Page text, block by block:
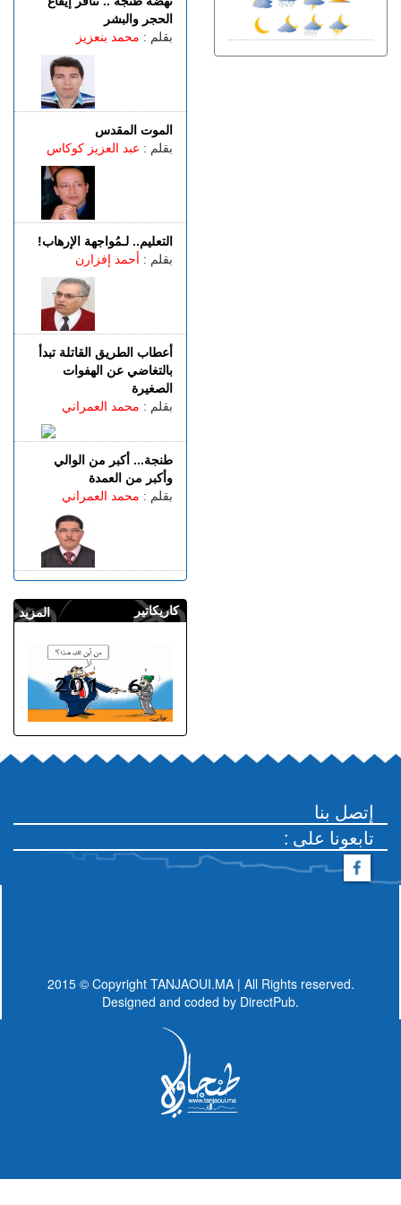
الحجر والبشر
بقلم : محمد بنعزيز
الموت المقدس
بقلم : عبد العزيز كوكاس
التعليم.. لـمُواجهة الإرهاب!
بقلم : أحمد إفزارن
أعطاب الطريق القاتلة تبدأ
بالتغاضي عن الهفوات
الصغيرة
بقلم : محمد العمراني
طنجة... أكبر من الوالي
وأكبر من العمدة
بقلم : محمد العمراني
المزيد كاريكاتير
إسبانيا.. الشرطة تعلن تفكيك
واحدة من أكبر شبكات تهريب
إتصل بنا
: تابعونا على
2015 © Copyright TANJAOUI.MA | All Rights reserved.
Designed and coded by DirectPub.